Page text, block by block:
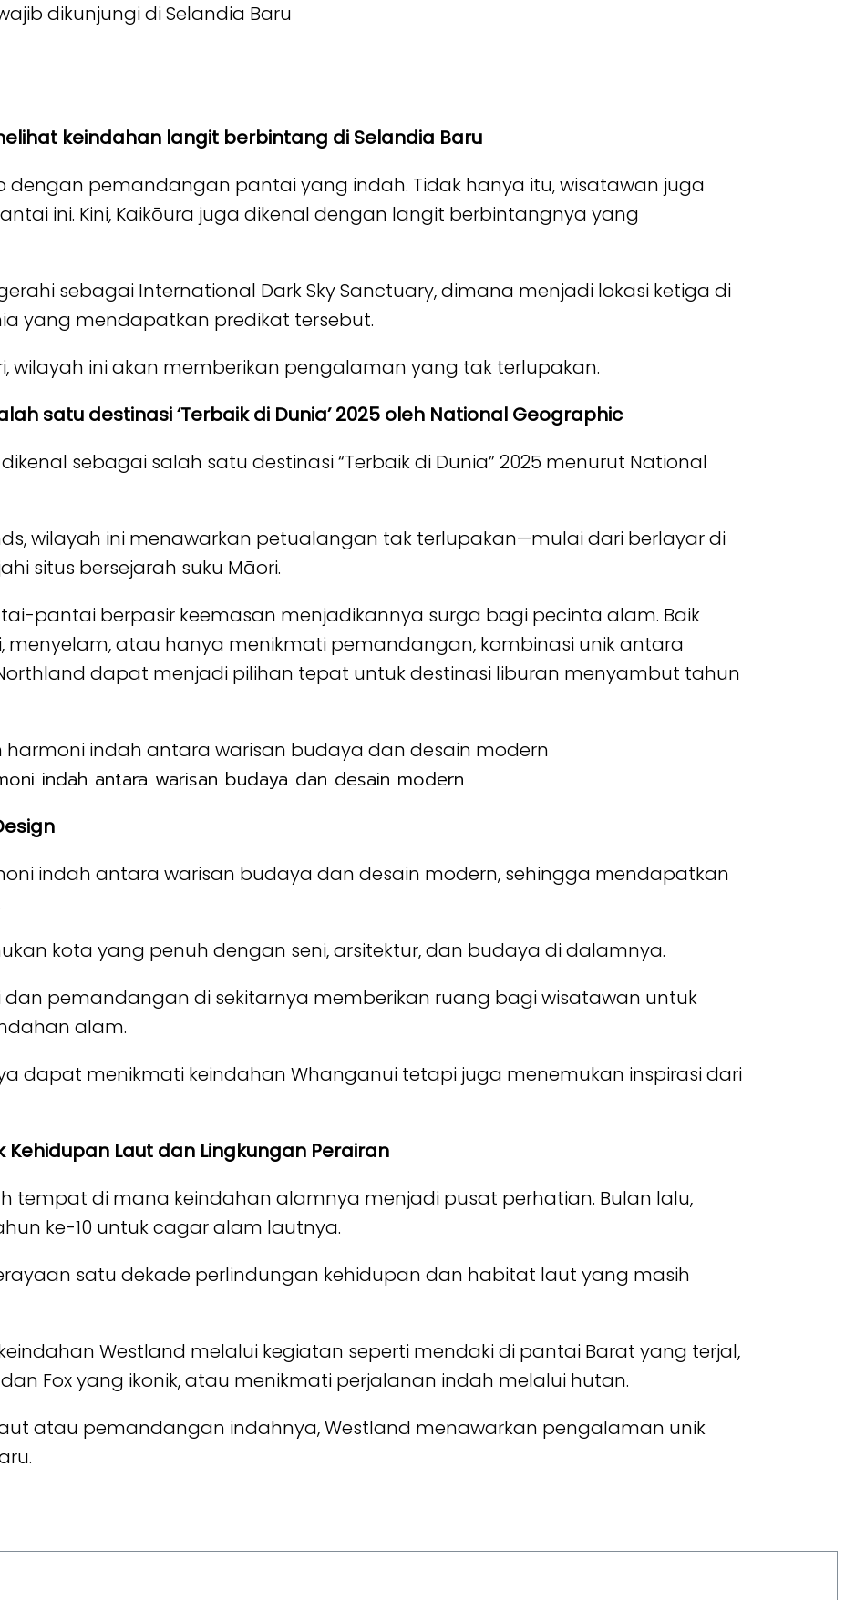
dikunjungi di Selandia Baru
keindahan langit berbintang di Selandia Baru
dengan pemandangan pantai yang indah. Tidak hanya itu, wisatawan juga
ini. Kini, Kaikōura juga dikenal dengan langit berbintangnya yang
sebagai International Dark Sky Sanctuary, dimana menjadi lokasi ketiga di
yang mendapatkan predikat tersebut.
wilayah ini akan memberikan pengalaman yang tak terlupakan.
satu destinasi ‘Terbaik di Dunia’ 2025 oleh National Geographic
sebagai salah satu destinasi “Terbaik di Dunia” 2025 menurut National
wilayah ini menawarkan petualangan tak terlupakan—mulai dari berlayar di
situs bersejarah suku Māori.
pantai berpasir keemasan menjadikannya surga bagi pecinta alam. Baik
menyelam, atau hanya menikmati pemandangan, kombinasi unik antara
dapat menjadi pilihan tepat untuk destinasi liburan menyambut tahun
indah antara warisan budaya dan desain modern
indah antara warisan budaya dan desain modern, sehingga mendapatkan
kota yang penuh dengan seni, arsitektur, dan budaya di dalamnya.
pemandangan di sekitarnya memberikan ruang bagi wisatawan untuk
alam.
dapat menikmati keindahan Whanganui tetapi juga menemukan inspirasi dari
Laut dan Lingkungan Perairan
tempat di mana keindahan alamnya menjadi pusat perhatian. Bulan lalu,
ke-10 untuk cagar alam lautnya.
satu dekade perlindungan kehidupan dan habitat laut yang masih
Westland melalui kegiatan seperti mendaki di pantai Barat yang terjal,
Fox yang ikonik, atau menikmati perjalanan indah melalui hutan.
atau pemandangan indahnya, Westland menawarkan pengalaman unik